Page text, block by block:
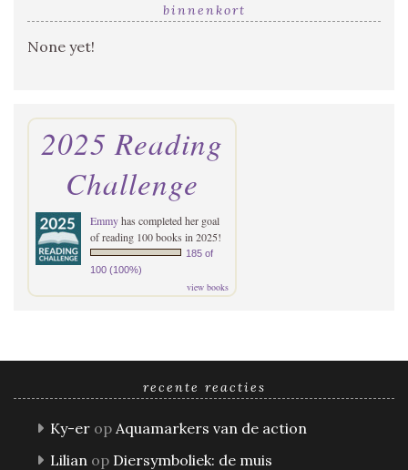
binnenkort
None yet!
2025 Reading
Challenge
Emmyhas completed her goal
of reading 100 books in 2025!
185 of
100 (100%)
view books
recente reacties
Ky-er op Aquamarkers van de action
Lilian op Diersymboliek: de muis